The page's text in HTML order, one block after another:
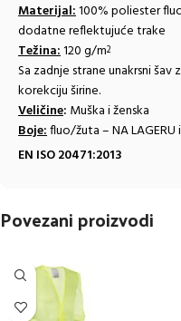
Materijal:100% poliester
dodatne reflektujuće trake
Težina:120 g/m2
Sa zadnje strane unakrsni šav
korekciju širine.
Veličine: Muška i ženska
Boje:fluo/žuta – NA
EN ISO 20471:2013
Povezani proizvodi